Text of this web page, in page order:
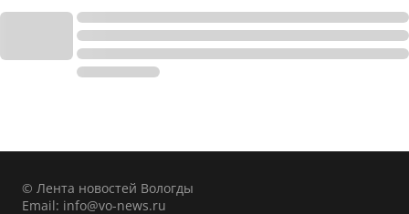
© Лента новостей Вологды
Email: info@vo-news.ru